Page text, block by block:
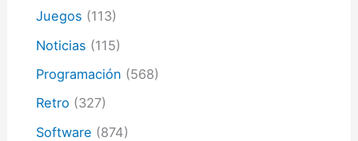
Juegos (113)
Noticias (115)
Programación (568)
Retro (327)
Software (874)